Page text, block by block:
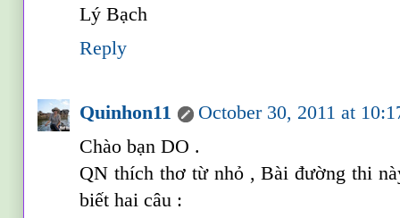
Lý Bạch
Reply
Quinhon11
October 30, 2011 at
Chào bạn DO .
QN thích thơ từ nhỏ , Bài đường thi
biết hai câu :